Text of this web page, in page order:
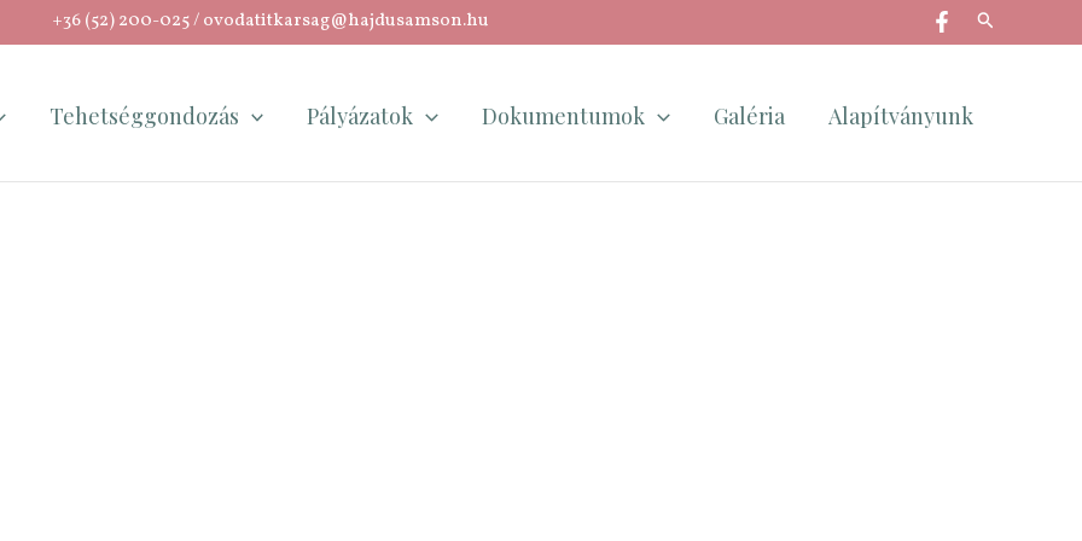
+36 (52) 200-025/ovodatitkarsag@hajdusamson.hu Search
Tehetséggondozás Pályázatok Dokumentumok Galéria Alapítványunk